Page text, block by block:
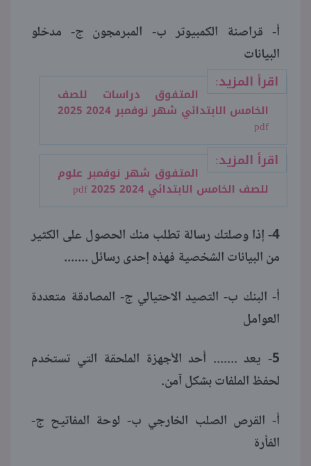
أ- قراصنة الكمبيوتر ب- المبرمجون ج- مدخلو
البيانات
اقرأ المزيد:
المتفوق دراسات للصف
الخامس الابتدائي شهر نوفمبر 2024 2025
pdf
اقرأ المزيد:
المتفوق شهر نوفمبر علوم
للصف الخامس الابتدائي 2024 2025 pdf
4- إذا وصلتك رسالة تطلب منك الحصول على الكثير
من البيانات الشخصية فهذه إحدى رسائل .......
أ- البنك ب- التصيد الاحتيالي ج- المصادقة متعددة
العوامل
5- يعد ....... أحد الأجهزة الملحقة التي تستخدم
لحفظ الملفات بشكل آمن.
أ- القرص الصلب الخارجي ب- لوحة المفاتيح ج-
الفأرة